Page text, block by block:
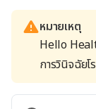
หมายเหตุ
Hello
การวินิจฉัยโ